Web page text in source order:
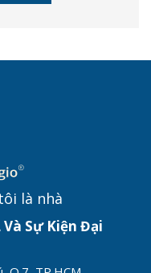
là nhà
Sự Kiện Đại